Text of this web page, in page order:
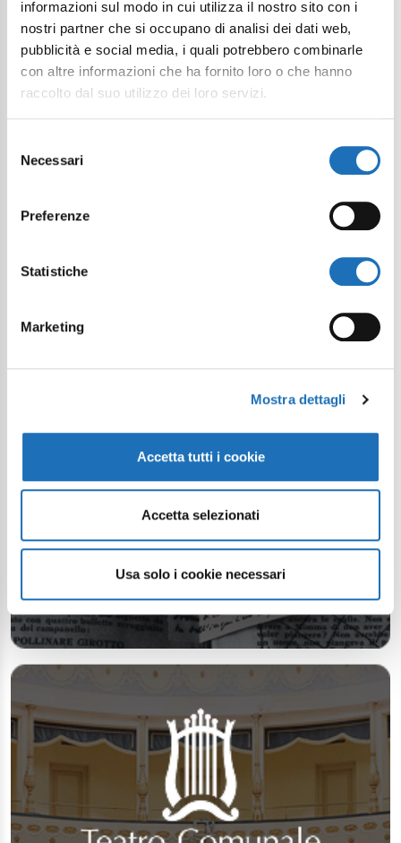
informazioni sul modo in cui utilizza il nostro sito con i
nostri partner che si occupano di analisi dei dati web,
pubblicità e social media, i quali potrebbero combinarle
con altre informazioni che ha fornito loro o che hanno
raccolto dal suo utilizzo dei loro servizi.
delNecessari
Preferenze
Statistiche
Marketing
Mostra dettagli
Accetta tutti i cookie
Accetta selezionati
Usa solo i cookie necessari